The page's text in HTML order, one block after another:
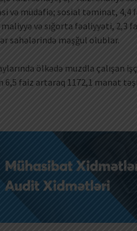
və müdafiə; sosial təminat, 4,4
və sığorta fəaliyyəti, 2,3
sahələrində məşğul olublar.
ölkədə muzdla çalışan
6,5 faiz artaraq 1172,1 manat